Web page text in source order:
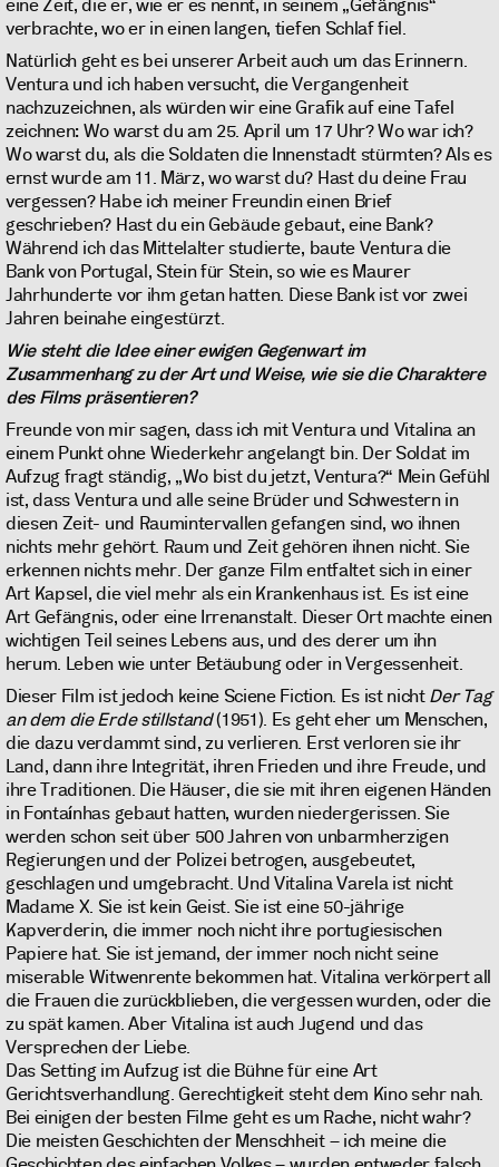
eine Zeit, die er, wie er es nennt, in seinem „Gefängnis“
verbrachte, wo er in einen langen, tiefen Schlaf fiel.
Natürlich geht es bei unserer Arbeit auch um das Erinnern.
Ventura und ich haben versucht, die Vergangenheit
nachzuzeichnen, als würden wir eine Grafik auf eine Tafel
zeichnen: Wo warst du am 25. April um 17 Uhr? Wo war ich?
Wo warst du, als die Soldaten die Innenstadt stürmten? Als es
ernst wurde am 11. März, wo warst du? Hast du deine Frau
vergessen? Habe ich meiner Freundin einen Brief
geschrieben? Hast du ein Gebäude gebaut, eine Bank?
Während ich das Mittelalter studierte, baute Ventura die
Bank von Portugal, Stein für Stein, so wie es Maurer
Jahrhunderte vor ihm getan hatten. Diese Bank ist vor zwei
Jahren beinahe eingestürzt.
Wie steht die Idee einer ewigen Gegenwart im
Zusammenhang zu der Art und Weise, wie sie die Charaktere
des Films präsentieren?
Freunde von mir sagen, dass ich mit Ventura und Vitalina an
einem Punkt ohne Wiederkehr angelangt bin. Der Soldat im
Aufzug fragt ständig, „Wo bist du jetzt, Ventura?“ Mein Gefühl
ist, dass Ventura und alle seine Brüder und Schwestern in
diesen Zeit- und Raumintervallen gefangen sind, wo ihnen
nichts mehr gehört. Raum und Zeit gehören ihnen nicht. Sie
erkennen nichts mehr. Der ganze Film entfaltet sich in einer
Art Kapsel, die viel mehr als ein Krankenhaus ist. Es ist eine
Art Gefängnis, oder eine Irrenanstalt. Dieser Ort machte einen
wichtigen Teil seines Lebens aus, und des derer um ihn
herum. Leben wie unter Betäubung oder in Vergessenheit.
Dieser Film ist jedoch keine Sciene Fiction. Es ist nichtDer Tag
an dem die Erde stillstand(1951). Es geht eher um Menschen,
die dazu verdammt sind, zu verlieren. Erst verloren sie ihr
Land, dann ihre Integrität, ihren Frieden und ihre Freude, und
ihre Traditionen. Die Häuser, die sie mit ihren eigenen Händen
in Fontaínhas gebaut hatten, wurden niedergerissen. Sie
werden schon seit über 500 Jahren von unbarmherzigen
Regierungen und der Polizei betrogen, ausgebeutet,
geschlagen und umgebracht. Und Vitalina Varela ist nicht
Madame X. Sie ist kein Geist. Sie ist eine 50-jährige
Kapverderin, die immer noch nicht ihre portugiesischen
Papiere hat. Sie ist jemand, der immer noch nicht seine
miserable Witwenrente bekommen hat. Vitalina verkörpert all
die Frauen die zurückblieben, die vergessen wurden, oder die
zu spät kamen. Aber Vitalina ist auch Jugend und das
Versprechen der Liebe.
Das Setting im Aufzug ist die Bühne für eine Art
Gerichtsverhandlung. Gerechtigkeit steht dem Kino sehr nah.
Bei einigen der besten Filme geht es um Rache, nicht wahr?
Die meisten Geschichten der Menschheit – ich meine die